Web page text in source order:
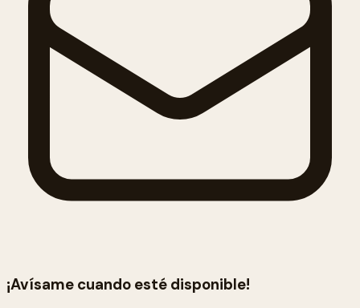
¡Avísame cuando esté disponible!